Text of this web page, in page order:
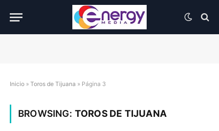
Inicio » Toros de Tijuana » Página 3
BROWSING: TOROS DE TIJUANA